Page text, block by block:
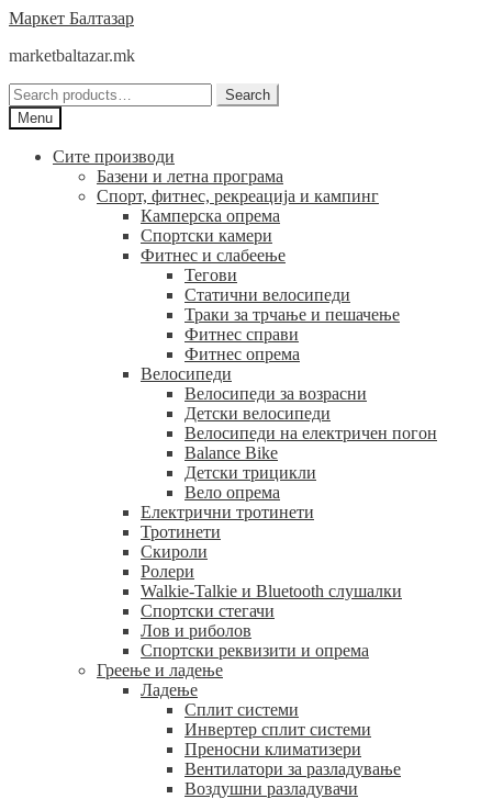
Skip
navigation
Skip
content
Маркет Балтазар
marketbaltazar.mk
Search
for:
Search
Menu
Сите производи
Базени и летна програма
Спорт, фитнес, рекреација и кампинг
Камперска опрема
Спортски камери
Фитнес и слабеење
Тегови
Статични велосипеди
Траки за трчање и пешачење
Фитнес справи
Фитнес опрема
Велосипеди
Велосипеди за возрасни
Детски велосипеди
Велосипеди на електричен погон
Balance Bike
Детски трицикли
Вело опрема
Електрични тротинети
Тротинети
Скироли
Ролери
Walkie-Talkie и Bluetooth слушалки
Спортски стегачи
Лов и риболов
Спортски реквизити и опрема
Греење и ладење
Ладење
Сплит системи
Инвертер сплит системи
Преносни климатизери
Вентилатори за разладување
Воздушни разладувачи